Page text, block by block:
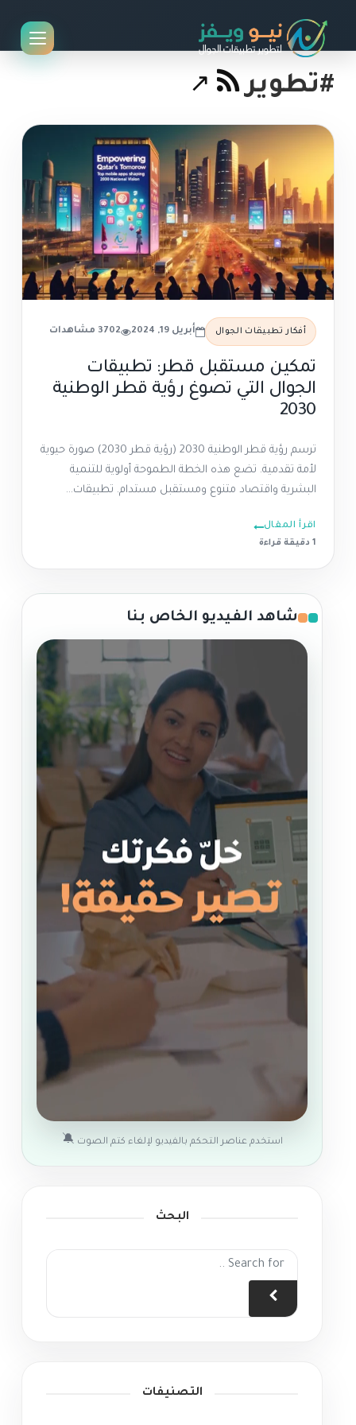
#تطوير
أفكار تطبيقات الجوال أبريل 19, 2024 3702 مشاهدات
تمكين مستقبل قطر: تطبيقات
الجوال التي تصوغ رؤية قطر الوطنية
2030
ترسم رؤية قطر الوطنية 2030 (رؤية قطر 2030) صورة حيوية
لأمة تقدمية. تضع هذه الخطة الطموحة أولوية للتنمية
البشرية واقتصاد متنوع ومستقبل مستدام. تطبيقات...
اقرأ المقال
1 دقيقة قراءة
شاهد الفيديو الخاص بنا
استخدم عناصر التحكم بالفيديو لإلغاء كتم الصوت 🔕
البحث
التصنيفات